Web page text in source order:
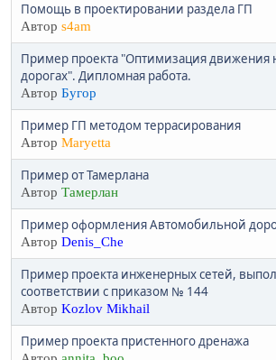
Помощь в проектировании раздела ГП
Автор s4am
Пример проекта "Оптимизация движения
дорогах". Дипломная работа.
Автор Бугор
Пример ГП методом террасирования
Автор Maryetta
Пример от Тамерлана
Автор Тамерлан
Пример оформления Автомобильной
Автор Denis_Che
Пример проекта инженерных сетей,
соответствии с приказом № 144
Автор Kozlov Mikhail
Пример проекта пристенного дренажа